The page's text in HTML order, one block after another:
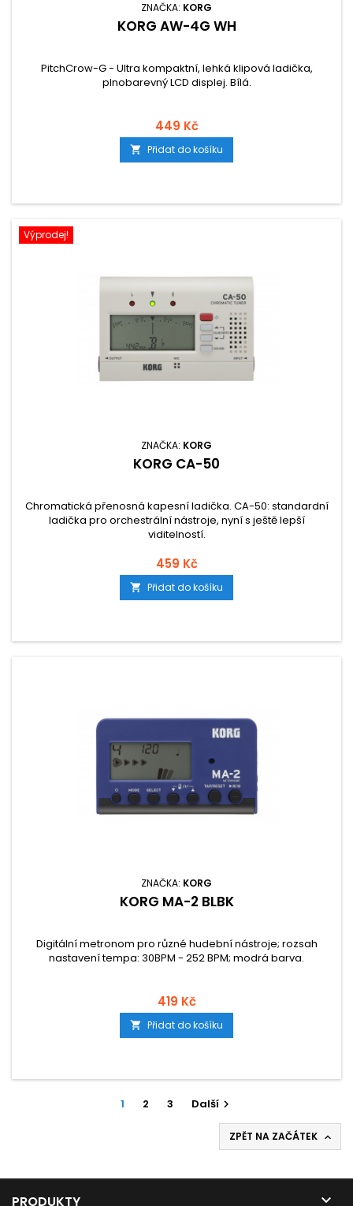
ZNAČKA: KORG
KORG AW-4G WH
PitchCrow-G - Ultra kompaktní, lehká klipová ladička,
plnobarevný LCD displej. Bílá.
449 Kč
 Přidat do košíku
Výprodej!
ZNAČKA: KORG
KORG CA-50
Chromatická přenosná kapesní ladička. CA-50: standardní
ladička pro orchestrální nástroje, nyní s ještě lepší
viditelností.
459 Kč
 Přidat do košíku
ZNAČKA: KORG
KORG MA-2 BLBK
Digitální metronom pro různé hudební nástroje; rozsah
nastavení tempa: 30BPM - 252 BPM; modrá barva.
419 Kč
 Přidat do košíku
1 2 3 Další
ZPĚT NA ZAČÁTEK 
PRODUKTY 